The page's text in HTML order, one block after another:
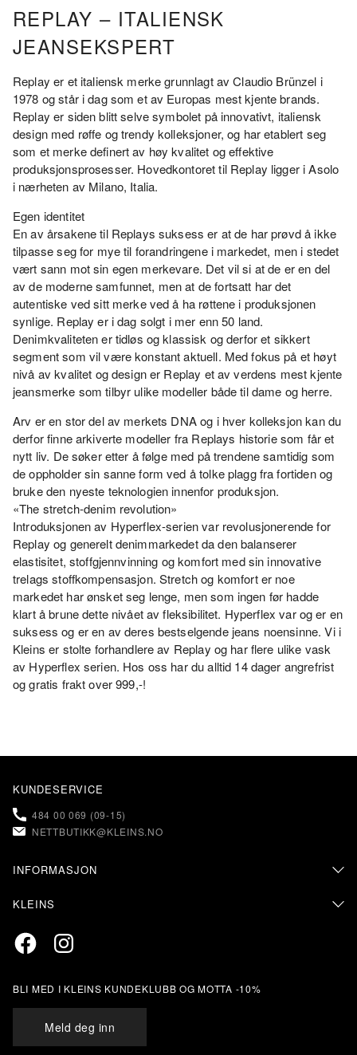
KR2
300.00
REPLAY – ITALIENSK
JEANSEKSPERT
Replay er et italiensk merke grunnlagt av Claudio Brünzel i
1978 og står i dag som et av Europas mest kjente brands.
Replay er siden blitt selve symbolet på innovativt, italiensk
design med røffe og trendy kolleksjoner, og har etablert seg
som et merke definert av høy kvalitet og effektive
produksjonsprosesser. Hovedkontoret til Replay ligger i Asolo
i nærheten av Milano, Italia.
Egen identitet
En av årsakene til Replays suksess er at de har prøvd å ikke
tilpasse seg for mye til forandringene i markedet, men i stedet
vært sann mot sin egen merkevare. Det vil si at de er en del
av de moderne samfunnet, men at de fortsatt har det
autentiske ved sitt merke ved å ha røttene i produksjonen
synlige. Replay er i dag solgt i mer enn 50 land.
Denimkvaliteten er tidløs og klassisk og derfor et sikkert
segment som vil være konstant aktuell. Med fokus på et høyt
nivå av kvalitet og design er Replay et av verdens mest kjente
jeansmerke som tilbyr ulike modeller både til dame og herre.
Arv er en stor del av merkets DNA og i hver kolleksjon kan du
derfor finne arkiverte modeller fra Replays historie som får et
nytt liv. De søker etter å følge med på trendene samtidig som
de oppholder sin sanne form ved å tolke plagg fra fortiden og
bruke den nyeste teknologien innenfor produksjon.
«The stretch-denim revolution»
Introduksjonen av Hyperflex-serien var revolusjonerende for
Replay og generelt denimmarkedet da den balanserer
elastisitet, stoffgjennvinning og komfort med sin innovative
trelags stoffkompensasjon. Stretch og komfort er noe
markedet har ønsket seg lenge, men som ingen før hadde
klart å brune dette nivået av fleksibilitet. Hyperflex var og er en
suksess og er en av deres bestselgende jeans noensinne. Vi i
Kleins er stolte forhandlere av Replay og har flere ulike vask
av Hyperflex serien. Hos oss har du alltid 14 dager angrefrist
og gratis frakt over 999,-!
KUNDESERVICE
484 00 069 (09-15)
NETTBUTIKK@KLEINS.NO
INFORMASJON
FAQ – OFTE STILTE SPØRSMÅL
RETUR & BYTTE
KLEINS
BUTIKKER & ÅPNINGSTIDER
STØRRELSESANBEFALING
Facebook
Instagram
BLI MED I KLEINS KUNDEKLUBB OG MOTTA -10%
Meld deg inn